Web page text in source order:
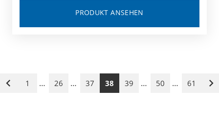
PRODUKT ANSEHEN
Vorige
1 … 26 … 37 38 39 … 50 … 61